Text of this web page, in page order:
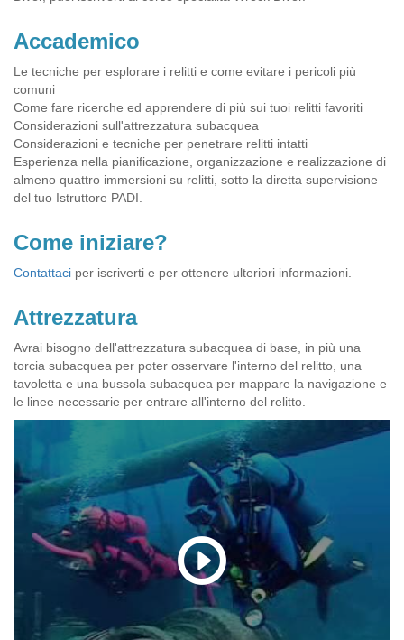
Accademico
Le tecniche per esplorare i relitti e come evitare i pericoli più
comuni
Come fare ricerche ed apprendere di più sui tuoi relitti favoriti
Considerazioni sull'attrezzatura subacquea
Considerazioni e tecniche per penetrare relitti intatti
Esperienza nella pianificazione, organizzazione e realizzazione di
almeno quattro immersioni su relitti, sotto la diretta supervisione
del tuo Istruttore PADI.
Come iniziare?
Contattaci per iscriverti e per ottenere ulteriori informazioni.
Attrezzatura
Avrai bisogno dell'attrezzatura subacquea di base, in più una
torcia subacquea per poter osservare l'interno del relitto, una
tavoletta e una bussola subacquea per mappare la navigazione e
le linee necessarie per entrare all'interno del relitto.